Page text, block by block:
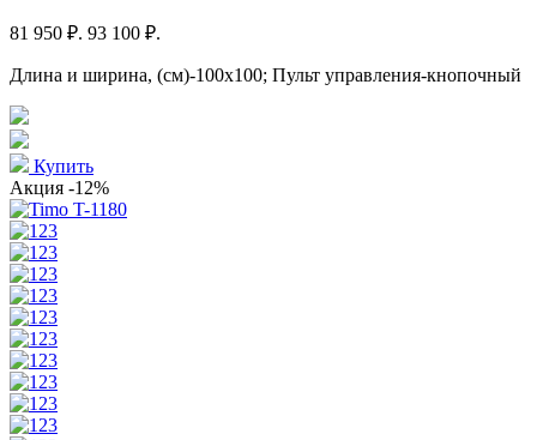
81 950 ₽. 93 100 ₽.
Длина и ширина, (см)-100x100; Пульт управления-кнопочный
Купить
Акция -12%